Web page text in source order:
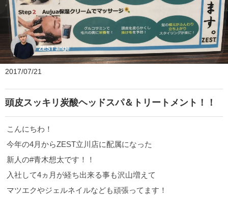
ZEST ange
2017/07/21
頭皮スッキリ炭酸ヘッドスパ＆トリートメント！！
こんにちわ！
今年の4月からZEST立川店に配属になった
新人の#青木想太です！！
入社して4ヵ月が経ち出来る事も沢山増えて
マツエクやジェルネイルなども頑張ってます！